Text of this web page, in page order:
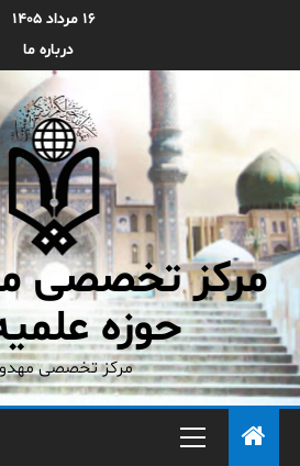
۱۶ مرداد ۱۴۰۵
درباره ما
مرکز تخصصی
حوزه
مرکز تخصصی